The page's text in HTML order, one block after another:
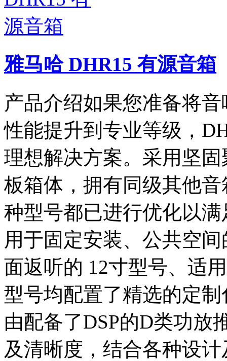
雅马哈 DHR15 有源音箱
产品介绍如果您准备将
性能提升到专业等级，
理想解决方案。采用坚
板箱体，拥有同级其他
种型号都已进行优化以
用于固定安装、公共空
面返听的 12寸型号、适
型号均配置了精选的定
由配备了DSP的D类功放
及清晰度，结合各种设